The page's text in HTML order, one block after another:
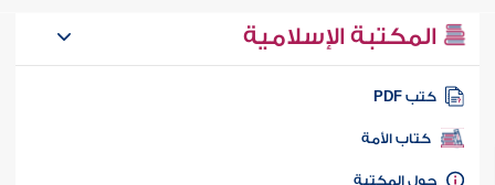
المكتبة الإسلامية
كتب PDF
كتاب الأمة